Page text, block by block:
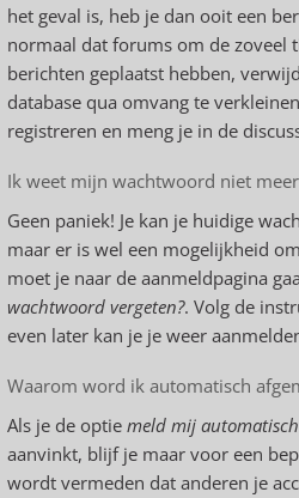
het geval is, heb je dan ooit een
normaal dat forums om de zoveel
berichten geplaatst hebben,
database qua omvang te
registreren en meng je in de
Ik weet mijn wachtwoord niet
Geen paniek! Je kan je huidige
maar er is wel een mogelijkheid
moet je naar de aanmeldpagina
wachtwoord vergeten?. Volg de
even later kan je je weer
Waarom word ik automatisch
Als je de optie meld mij
aanvinkt, blijf je maar voor een
wordt vermeden dat anderen je